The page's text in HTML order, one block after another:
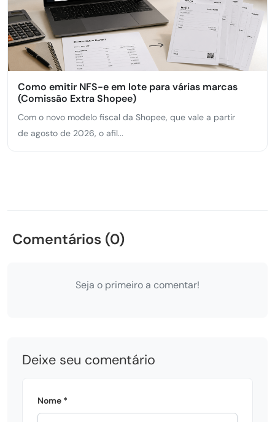
Como emitir NFS-e em lote para várias marcas
(Comissão Extra Shopee)
Com o novo modelo fiscal da Shopee, que vale a partir
de agosto de 2026, o afil...
Comentários (0)
Seja o primeiro a comentar!
Deixe seu comentário
Nome *